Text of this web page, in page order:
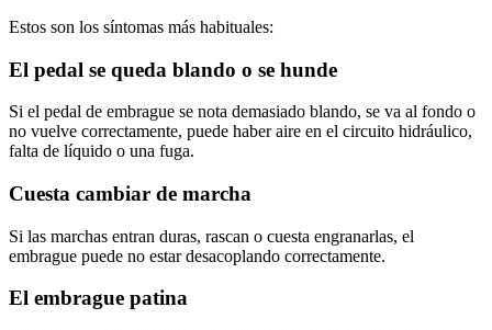
Estos son los síntomas más habituales:
El pedal se queda blando o se hunde
Si el pedal de embrague se nota demasiado blando, se va al fondo o
no vuelve correctamente, puede haber aire en el circuito hidráulico,
falta de líquido o una fuga.
Cuesta cambiar de marcha
Si las marchas entran duras, rascan o cuesta engranarlas, el
embrague puede no estar desacoplando correctamente.
El embrague patina